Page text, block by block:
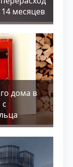
месяцев
дома в